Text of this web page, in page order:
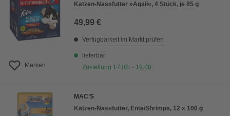
Merken
Katzen-Nassfutter »Agail«, 4 Stück, je 85 g
49,99 €
Verfügbarkeit im Markt prüfen
lieferbar
Zustellung 17.08. - 19.08.
MAC'S
Katzen-Nassfutter, Ente/Shrimps, 12 x 100 g